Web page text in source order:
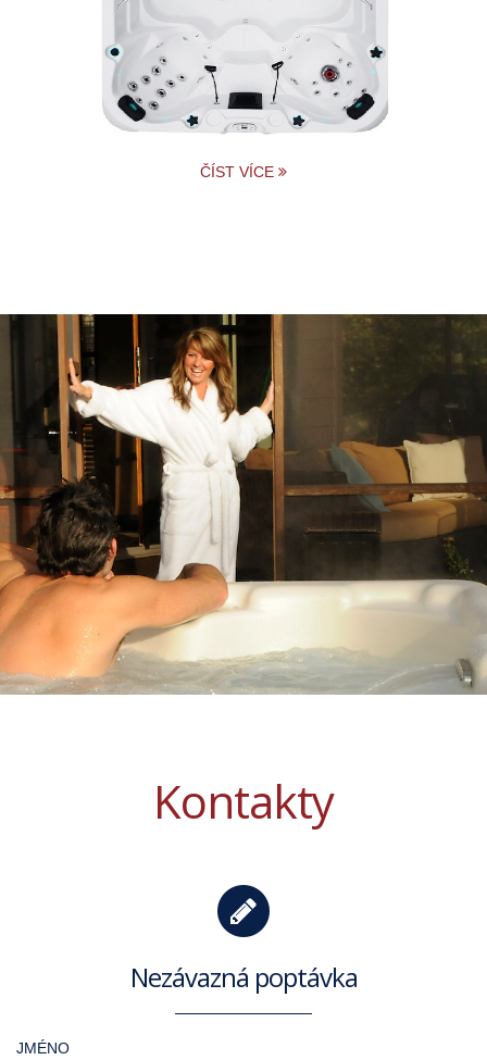
ČÍST VÍCE
Kontakty
Nezávazná poptávka
JMÉNO